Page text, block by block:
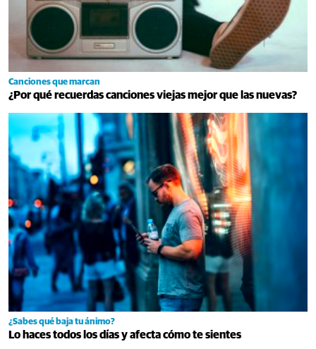
Canciones que marcan
¿Por qué recuerdas canciones viejas mejor que las nuevas?
¿Sabes qué baja tu ánimo?
Lo haces todos los días y afecta cómo te sientes